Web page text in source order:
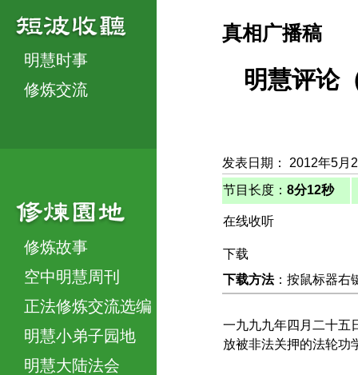
明慧时事
修炼交流
修炼故事
空中明慧周刊
正法修炼交流选编
明慧小弟子园地
明慧大陆法会
真相广播稿
明慧评论
发表日期： 2012年5月
节目长度： 8分12秒
在线收听
下载
下载方法：按鼠标器右
一九九九年四月二十五
放被非法关押的法轮功